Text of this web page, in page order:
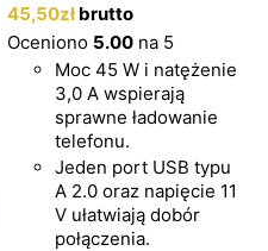
45,50zł brutto
Oceniono 5.00 na 5
Moc 45 W i natężenie
3,0 A wspierają
sprawne ładowanie
telefonu.
Jeden port USB typu
A 2.0 oraz napięcie 11
V ułatwiają dobór
połączenia.